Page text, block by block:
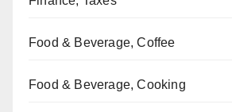
Food & Beverage, Coffee
Food & Beverage, Cooking